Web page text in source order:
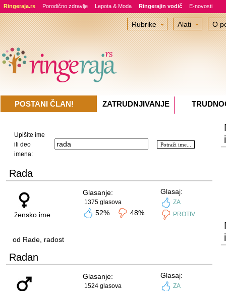
Ringeraja.rs Porodično zdravlje Lepota & Moda Ringerajin vodič E-novosti
Upišite ime
ili deo
imena:
Rada
žensko ime
Glasanje:
1375 glasova
52% 48%
Glasaj:
ZA
PROTIV
od Rade, radost
Radan
Glasanje:
1524 glasova
Glasaj:
ZA
Rubrike Alati O
POSTANI ČLAN! ZATRUDNJIVANJE